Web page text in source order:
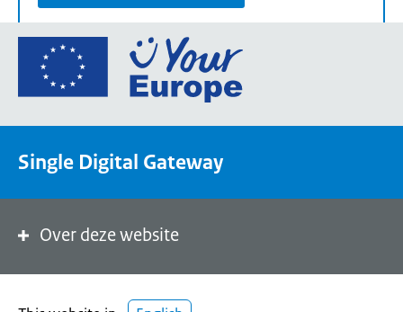
Ga
de
een
de
Single Digital Gateway
Over deze website